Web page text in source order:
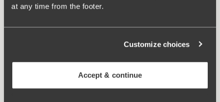
at any time from the footer.
Customize choices
Accept & continue
105 & E-G 70-105: 5 Haken übereinander.
Was macht es so bequem?
Besonders Breiter Rücken